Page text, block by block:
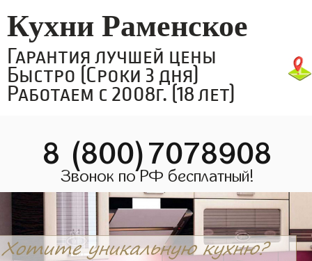
Кухни Раменское
Гарантия лучшей цены
Быстро (Сроки 3 дня)
Работаем с 2008г. (18 лет)
8 (800)7078908
Звонок по РФ бесплатный!